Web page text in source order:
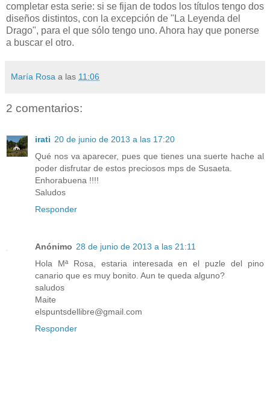
completar esta serie: si se fijan de todos los títulos tengo dos
diseños distintos, con la excepción de "La Leyenda del
Drago", para el que sólo tengo uno. Ahora hay que ponerse
a buscar el otro.
María Rosa a las 11:06
2 comentarios:
irati 20 de junio de 2013 a las 17:20
Qué nos va aparecer, pues que tienes una suerte hache al
poder disfrutar de estos preciosos mps de Susaeta.
Enhorabuena !!!!
Saludos
Responder
Anónimo 28 de junio de 2013 a las 21:11
Hola Mª Rosa, estaria interesada en el puzle del pino
canario que es muy bonito. Aun te queda alguno?
saludos
Maite
elspuntsdellibre@gmail.com
Responder